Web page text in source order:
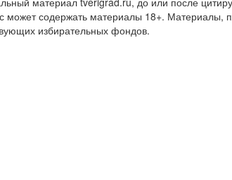
может содержать материалы 18+. Материалы,
избирательных фондов.